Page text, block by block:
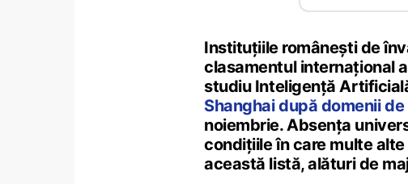
Instituțiile românești de
clasamentul internațional
studiu Inteligență
Shanghai după domenii
noiembrie. Absența
condițiile în care multe
această listă, alături de